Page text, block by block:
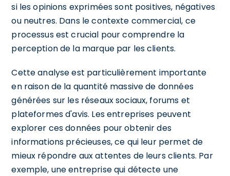
si les opinions exprimées sont positives, négatives
ou neutres. Dans le contexte commercial, ce
processus est crucial pour comprendre la
perception de la marque par les clients.
Cette analyse est particulièrement importante
en raison de la quantité massive de données
générées sur les réseaux sociaux, forums et
plateformes d'avis. Les entreprises peuvent
explorer ces données pour obtenir des
informations précieuses, ce qui leur permet de
mieux répondre aux attentes de leurs clients. Par
exemple, une entreprise qui détecte une